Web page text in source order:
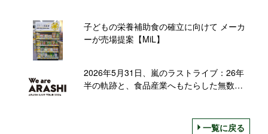
子どもの栄養補助食の確立に向けて メーカ
ーが売場提案【MiL】
2026年5月31日、嵐のラストライブ：26年
半の軌跡と、食品産業へもたらした無数の
一覧に戻る